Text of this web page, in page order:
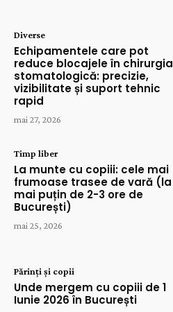
Diverse
Echipamentele care pot
reduce blocajele în chirurgia
stomatologică: precizie,
vizibilitate și suport tehnic
rapid
mai 27, 2026
Timp liber
La munte cu copiii: cele mai
frumoase trasee de vară (la
mai puțin de 2-3 ore de
București)
mai 25, 2026
Părinți și copii
Unde mergem cu copiii de 1
Iunie 2026 în București